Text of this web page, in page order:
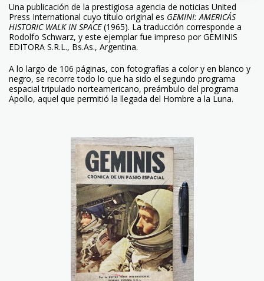
Una publicación de la prestigiosa agencia de noticias United
Press International cuyo título original es GEMINI: AMERICA´S
HISTORIC WALK IN SPACE(1965). La traducción corresponde a
Rodolfo Schwarz, y este ejemplar fue impreso por GEMINIS
EDITORA S.R.L., Bs.As., Argentina.
A lo largo de 106 páginas, con fotografías a color y en blanco y
negro, se recorre todo lo que ha sido el segundo programa
espacial tripulado norteamericano, preámbulo del programa
Apollo, aquel que permitió la llegada del Hombre a la Luna.